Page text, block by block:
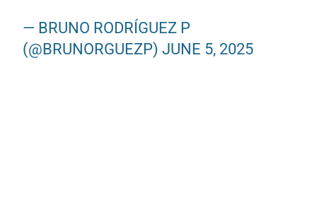
— BRUNO RODRÍGUEZ P
(@BRUNORGUEZP)JUNE 5, 2025